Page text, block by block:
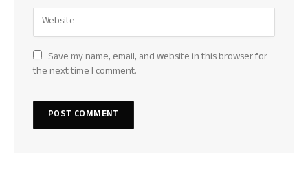
Save my name, email, and website in this browser for
the next time I comment.